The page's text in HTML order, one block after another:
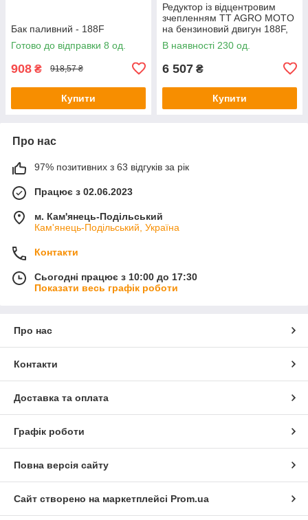
Бак паливний - 188F
Готово до відправки 8 од.
908 ₴ 918,57 ₴
Купити
Редуктор із відцентровим
зчепленням TT AGRO MOTO
на бензиновий двигун 188F,
під шпону 25 мм
В наявності 230 од.
6 507 ₴
Купити
Про нас
97% позитивних з 63 відгуків за рік
Працює з 02.06.2023
м. Кам'янець-Подільський
Кам'янець-Подільський, Україна
Контакти
Сьогодні працює з 10:00 до 17:30
Показати весь графік роботи
Про нас
Контакти
Доставка та оплата
Графік роботи
Повна версія сайту
Сайт створено на маркетплейсі Prom.ua